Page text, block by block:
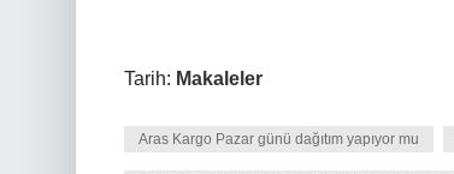
Tarih: Makaleler
Aras Kargo Pazar günü dağıtım yapıyor mu